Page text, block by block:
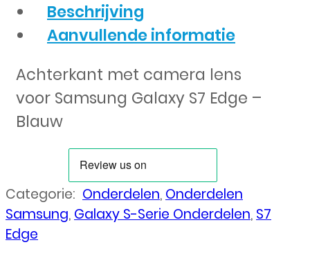
Beschrijving
Aanvullende informatie
Achterkant met camera lens
voor Samsung Galaxy S7 Edge –
Blauw
Categorie: Onderdelen, Onderdelen
Samsung, Galaxy S-Serie Onderdelen, S7
Edge